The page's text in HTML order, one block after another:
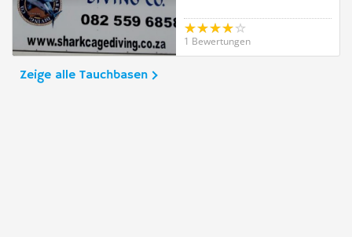
1 Bewertungen
Zeige alle Tauchbasen